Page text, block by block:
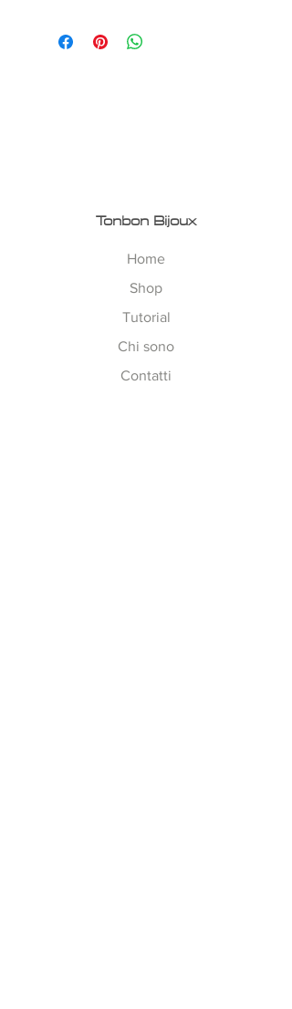
Tonbon Bijoux
Home
Shop
Tutorial
Chi sono
Contatti